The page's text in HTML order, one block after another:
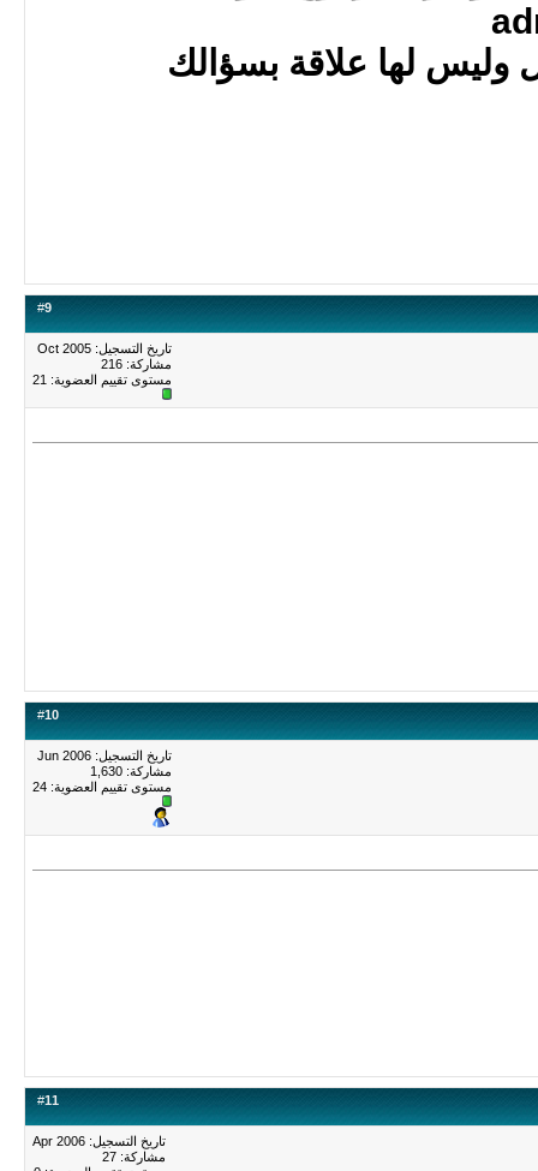
وليس لها علاقة بسؤالك
#9
تاريخ التسجيل: Oct 2005
مشاركة: 216
مستوى تقييم العضوية: 21
#10
تاريخ التسجيل: Jun 2006
مشاركة: 1,630
مستوى تقييم العضوية: 24
#11
تاريخ التسجيل: Apr 2006
مشاركة: 27